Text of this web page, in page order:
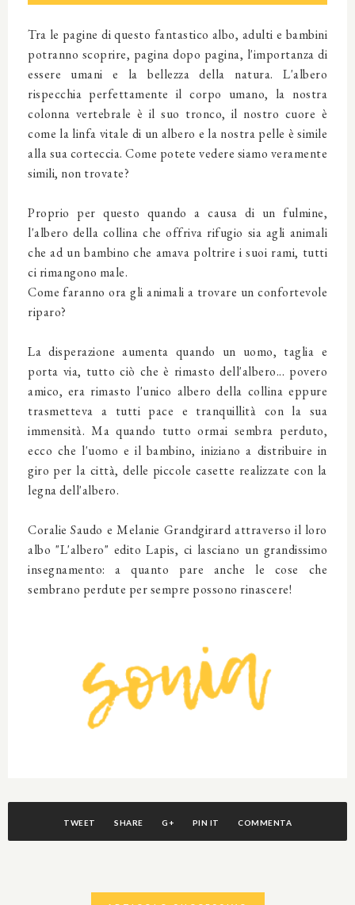
Tra le pagine di questo fantastico albo, adulti e bambini
potranno scoprire, pagina dopo pagina, l'importanza di
essere umani e la bellezza della natura. L'albero
rispecchia perfettamente il corpo umano, la nostra
colonna vertebrale è il suo tronco, il nostro cuore è
come la linfa vitale di un albero e la nostra pelle è simile
alla sua corteccia. Come potete vedere siamo veramente
simili, non trovate?
Proprio per questo quando a causa di un fulmine,
l'albero della collina che offriva rifugio sia agli animali
che ad un bambino che amava poltrire i suoi rami, tutti
ci rimangono male.
Come faranno ora gli animali a trovare un confortevole
riparo?
La disperazione aumenta quando un uomo, taglia e
porta via, tutto ciò che è rimasto dell'albero... povero
amico, era rimasto l'unico albero della collina eppure
trasmetteva a tutti pace e tranquillità con la sua
immensità. Ma quando tutto ormai sembra perduto,
ecco che l'uomo e il bambino, iniziano a distribuire in
giro per la città, delle piccole casette realizzate con la
legna dell'albero.
Coralie Saudo e Melanie Grandgirard attraverso il loro
albo "L'albero" edito Lapis, ci lasciano un grandissimo
insegnamento: a quanto pare anche le cose che
sembrano perdute per sempre possono rinascere!
TWEET SHARE G+ PIN IT COMMENTA